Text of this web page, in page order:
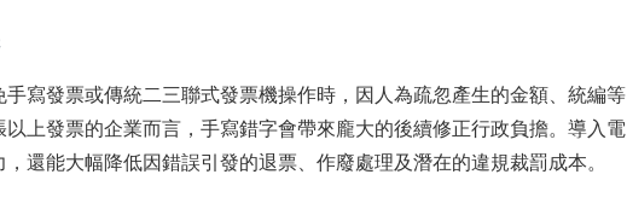
寫發票或傳統二三聯式發票機操作時，因人為疏忽產生的金額、統編等
上發票的企業而言，手寫錯字會帶來龐大的後續修正行政負擔。導入電
還能大幅降低因錯誤引發的退票、作廢處理及潛在的違規裁罰成本。